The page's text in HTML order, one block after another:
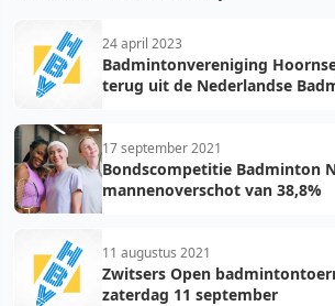
24 april 2023
Badmintonvereniging
terug uit de Nederlandse
17 september 2021
Bondscompetitie Badminton
mannenoverschot van 38,8%
11 augustus 2021
Zwitsers Open
zaterdag 11 september